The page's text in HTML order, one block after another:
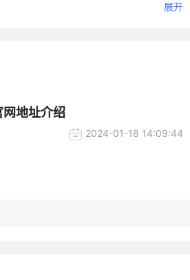
展开
网地址介绍
2024-01-18 14:09:44